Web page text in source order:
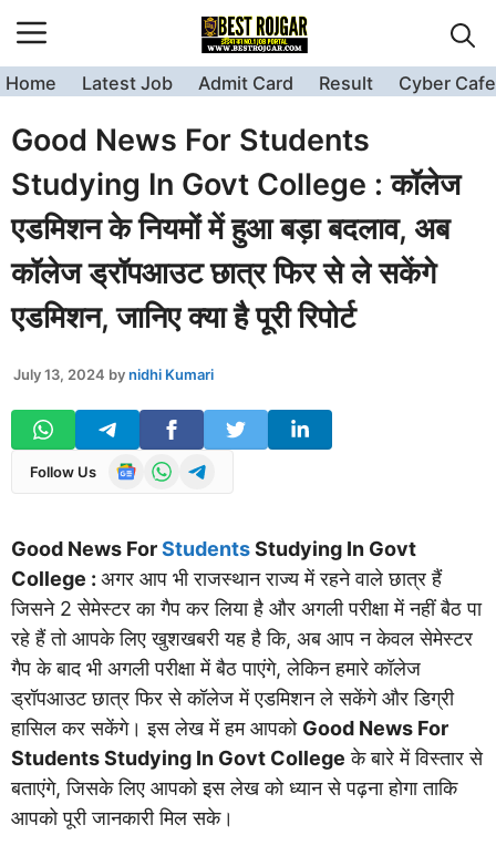
to
content
Home Latest Job Admit Card Result Cyber Cafe
Good News For Students
Studying In Govt College : कॉलेज
एडमिशन के नियमों में हुआ बड़ा बदलाव, अब
कॉलेज ड्रॉपआउट छात्र फिर से ले सकेंगे
एडमिशन, जानिए क्या है पूरी रिपोर्ट
July 13, 2024 bynidhi Kumari
Follow Us
Good News ForStudentsStudying In Govt
College : अगर आप भी राजस्थान राज्य में रहने वाले छात्र हैं
जिसने 2 सेमेस्टर का गैप कर लिया है और अगली परीक्षा में नहीं बैठ पा
रहे हैं तो आपके लिए खुशखबरी यह है कि, अब आप न केवल सेमेस्टर
गैप के बाद भी अगली परीक्षा में बैठ पाएंगे, लेकिन हमारे कॉलेज
ड्रॉपआउट छात्र फिर से कॉलेज में एडमिशन ले सकेंगे और डिग्री
हासिल कर सकेंगे। इस लेख में हम आपको Good News For
Students Studying In Govt College के बारे में विस्तार से
बताएंगे, जिसके लिए आपको इस लेख को ध्यान से पढ़ना होगा ताकि
आपको पूरी जानकारी मिल सके।